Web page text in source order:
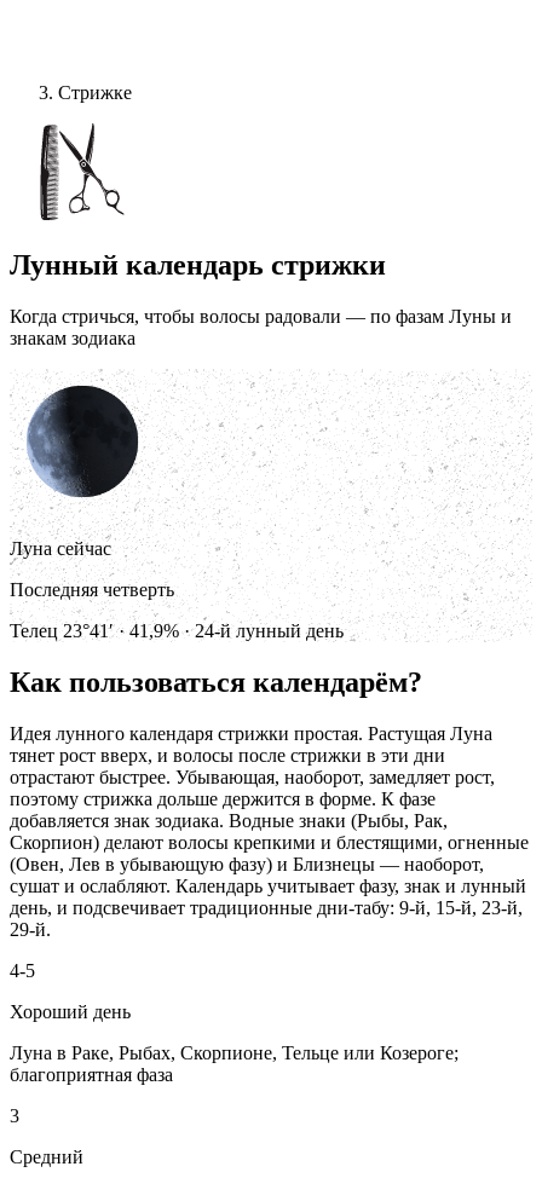
Стрижке
Лунный календарь стрижки
Когда стричься, чтобы волосы радовали — по фазам Луны и
знакам зодиака
Луна сейчас
Последняя четверть
Телец 23°41′ · 41,9% · 24-й лунный день
Как пользоваться календарём?
Идея лунного календаря стрижки простая. Растущая Луна
тянет рост вверх, и волосы после стрижки в эти дни
отрастают быстрее. Убывающая, наоборот, замедляет рост,
поэтому стрижка дольше держится в форме. К фазе
добавляется знак зодиака. Водные знаки (Рыбы, Рак,
Скорпион) делают волосы крепкими и блестящими, огненные
(Овен, Лев в убывающую фазу) и Близнецы — наоборот,
сушат и ослабляют. Календарь учитывает фазу, знак и лунный
день, и подсвечивает традиционные дни-табу: 9-й, 15-й, 23-й,
29-й.
4-5
Хороший день
Луна в Раке, Рыбах, Скорпионе, Тельце или Козероге;
благоприятная фаза
3
Средний